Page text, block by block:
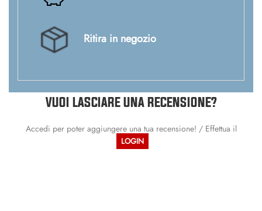
Ritira in negozio
VUOI LASCIARE UNA RECENSIONE?
Accedi per poter aggiungere una tua recensione! / Effettua il
LOGIN